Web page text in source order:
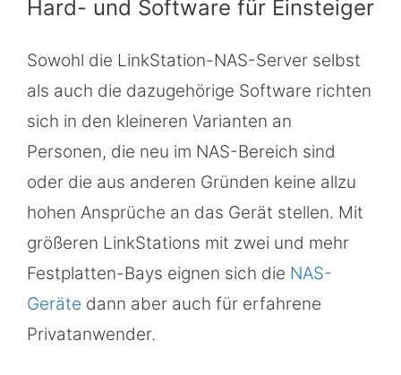
Hard- und Software für Einsteiger
Sowohl die LinkStation-NAS-Server selbst
als auch die dazugehörige Software richten
sich in den kleineren Varianten an
Personen, die neu im NAS-Bereich sind
oder die aus anderen Gründen keine allzu
hohen Ansprüche an das Gerät stellen. Mit
größeren LinkStations mit zwei und mehr
Festplatten-Bays eignen sich die NAS-
Geräte dann aber auch für erfahrene
Privatanwender.